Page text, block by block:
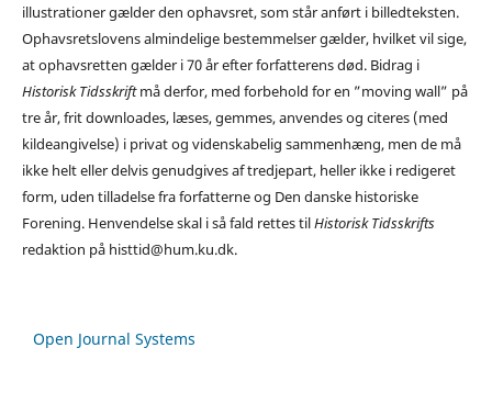
illustrationer gælder den ophavsret, som står anført i billedteksten.
Ophavsretslovens almindelige bestemmelser gælder, hvilket vil sige,
at ophavsretten gælder i 70 år efter forfatterens død. Bidrag i
Historisk Tidsskriftmå derfor, med forbehold for en ”moving wall” på
tre år, frit downloades, læses, gemmes, anvendes og citeres (med
kildeangivelse) i privat og videnskabelig sammenhæng, men de må
ikke helt eller delvis genudgives af tredjepart, heller ikke i redigeret
form, uden tilladelse fra forfatterne og Den danske historiske
Forening. Henvendelse skal i så fald rettes tilHistorisk Tidsskrifts
redaktion på histtid@hum.ku.dk.
Open Journal Systems